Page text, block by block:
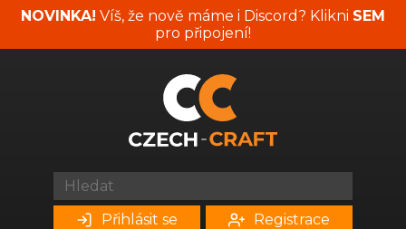
NOVINKA! Víš, že nově máme i Discord? Klikni SEM
pro připojení!
Přihlásit se Registrace